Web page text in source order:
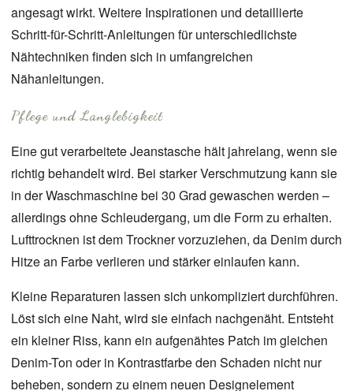
angesagt wirkt. Weitere Inspirationen und detaillierte
Schritt-für-Schritt-Anleitungen für unterschiedlichste
Nähtechniken finden sich in umfangreichen
Nähanleitungen.
Pflege und Langlebigkeit
Eine gut verarbeitete Jeanstasche hält jahrelang, wenn sie
richtig behandelt wird. Bei starker Verschmutzung kann sie
in der Waschmaschine bei 30 Grad gewaschen werden –
allerdings ohne Schleudergang, um die Form zu erhalten.
Lufttrocknen ist dem Trockner vorzuziehen, da Denim durch
Hitze an Farbe verlieren und stärker einlaufen kann.
Kleine Reparaturen lassen sich unkompliziert durchführen.
Löst sich eine Naht, wird sie einfach nachgenäht. Entsteht
ein kleiner Riss, kann ein aufgenähtes Patch im gleichen
Denim-Ton oder in Kontrastfarbe den Schaden nicht nur
beheben, sondern zu einem neuen Designelement